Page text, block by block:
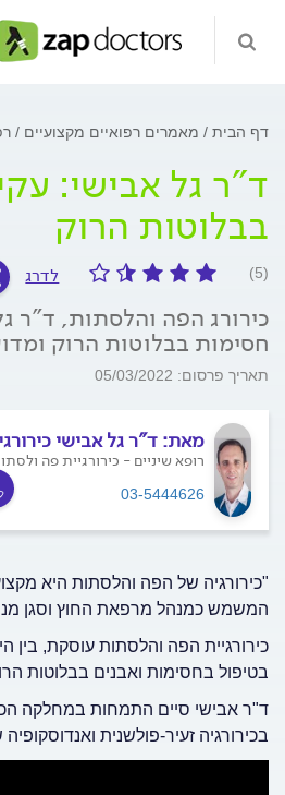
דף הבית מאמרים רפואיים מקצועיים
ד"ר גל אבישי:
בבלוטות הרוק
(5) לדרג
כירורג הפה והלסתות, ד"ר
חסימות בבלוטות הרוק
תאריך פרסום: 05/03/2022
מאת: ד"ר גל אבישי
רופא שיניים - כירורגיית פה
03-5444626
"כירורגיה של הפה והלסתות היא
המשמש כמנהל מרפאת החוץ וסגן
כירורגיית הפה והלסתות עוסקת, בין
בטיפול בחסימות ואבנים בבלוטות
ד"ר אבישי סיים התמחות במחלקה
בכירורגיה זעיר-פולשנית